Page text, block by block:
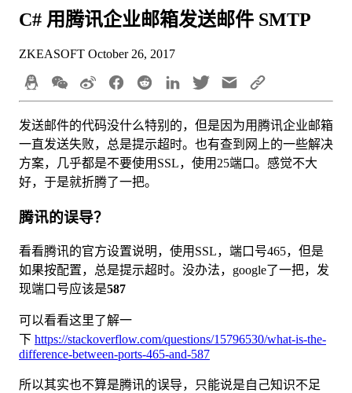
C# 用腾讯企业邮箱发送邮件 SMTP
ZKEASOFT October 26, 2017
发送邮件的代码没什么特别的，但是因为用腾讯企业邮箱
一直发送失败，总是提示超时。也有查到网上的一些解决
方案，几乎都是不要使用SSL，使用25端口。感觉不大
好，于是就折腾了一把。
腾讯的误导？
看看腾讯的官方设置说明，使用SSL，端口号465，但是
如果按配置，总是提示超时。没办法，google了一把，发
现端口号应该是587
可以看看这里了解一
下 https://stackoverflow.com/questions/15796530/what-is-the-
difference-between-ports-465-and-587
所以其实也不算是腾讯的误导，只能说是自己知识不足